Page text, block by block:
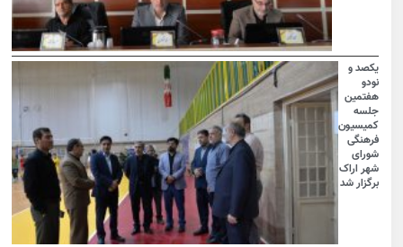
یکصد و
نودو
هفتمین
جلسه
کمیسیون
فرهنگی
شورای
شهر اراک
برگزار شد